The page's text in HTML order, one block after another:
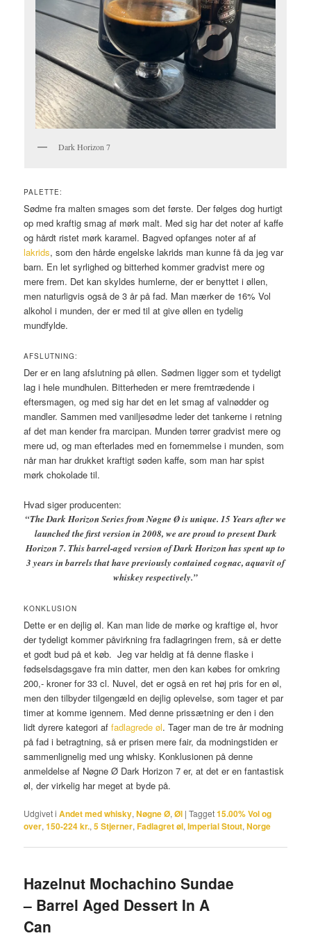
Dark Horizon 7
PALETTE:
Sødme fra malten smages som det første. Der følges dog hurtigt
op med kraftig smag af mørk malt. Med sig har det noter af kaffe
og hårdt ristet mørk karamel. Bagved opfanges noter af af
lakrids, som den hårde engelske lakrids man kunne få da jeg var
barn. En let syrlighed og bitterhed kommer gradvist mere og
mere frem. Det kan skyldes humlerne, der er benyttet i øllen,
men naturligvis også de 3 år på fad. Man mærker de 16% Vol
alkohol i munden, der er med til at give øllen en tydelig
mundfylde.
AFSLUTNING:
Der er en lang afslutning på øllen. Sødmen ligger som et tydeligt
lag i hele mundhulen. Bitterheden er mere fremtrædende i
eftersmagen, og med sig har det en let smag af valnødder og
mandler. Sammen med vaniljesødme leder det tankerne i retning
af det man kender fra marcipan. Munden tørrer gradvist mere og
mere ud, og man efterlades med en fornemmelse i munden, som
når man har drukket kraftigt søden kaffe, som man har spist
mørk chokolade til.
Hvad siger producenten:
“The Dark Horizon Series from Nøgne Ø is unique. 15 Years after we
launched the first version in 2008, we are proud to present Dark
Horizon 7. This barrel-aged version of Dark Horizon has spent up to
3 years in barrels that have previously contained cognac, aquavit of
whiskey respectively.”
KONKLUSION
Dette er en dejlig øl. Kan man lide de mørke og kraftige øl, hvor
der tydeligt kommer påvirkning fra fadlagringen frem, så er dette
et godt bud på et køb. Jeg var heldig at få denne flaske i
fødselsdagsgave fra min datter, men den kan købes for omkring
200,- kroner for 33 cl. Nuvel, det er også en ret høj pris for en øl,
men den tilbyder tilgengæld en dejlig oplevelse, som tager et par
timer at komme igennem. Med denne prissætning er den i den
lidt dyrere kategori affadlagrede øl. Tager man de tre år modning
på fad i betragtning, så er prisen mere fair, da modningstiden er
sammenlignelig med ung whisky. Konklusionen på denne
anmeldelse af Nøgne Ø Dark Horizon 7 er, at det er en fantastisk
øl, der virkelig har meget at byde på.
Udgivet i Andet med whisky,Nøgne Ø,Øl |Tagget15.00% Vol og
over,150-224 kr.,5 Stjerner,Fadlagret øl,Imperial Stout,Norge
Hazelnut Mochachino Sundae
– Barrel Aged Dessert In A
Can